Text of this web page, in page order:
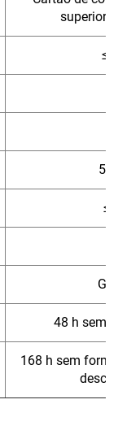
superior
≤
50
≤
48 h sem
168 h sem